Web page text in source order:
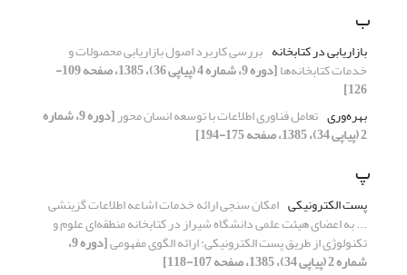
ب
بازاریابی در کتابخانه بررسی کاربرد اصول بازاریابی محصولات و
خدمات کتابخانه‌ها [دوره 9، شماره 4 (پیاپی 36)، 1385، صفحه 109-
126]
بهره‌وری تعامل فناوری اطلاعات با توسعه انسان محور [دوره 9، شماره
2 (پیاپی 34)، 1385، صفحه 175-194]
پ
پست الکترونیکی امکان سنجی ارائه خدمات اشاعه اطلاعات گزینشی
... به اعضای هیئت علمی دانشگاه شیراز در کتابخانه منطقه‌ای علوم و
تکنولوژی از طریق پست الکترونیکی: ارائه الگوی مفهومی [دوره 9،
شماره 2 (پیاپی 34)، 1385، صفحه 107-118]